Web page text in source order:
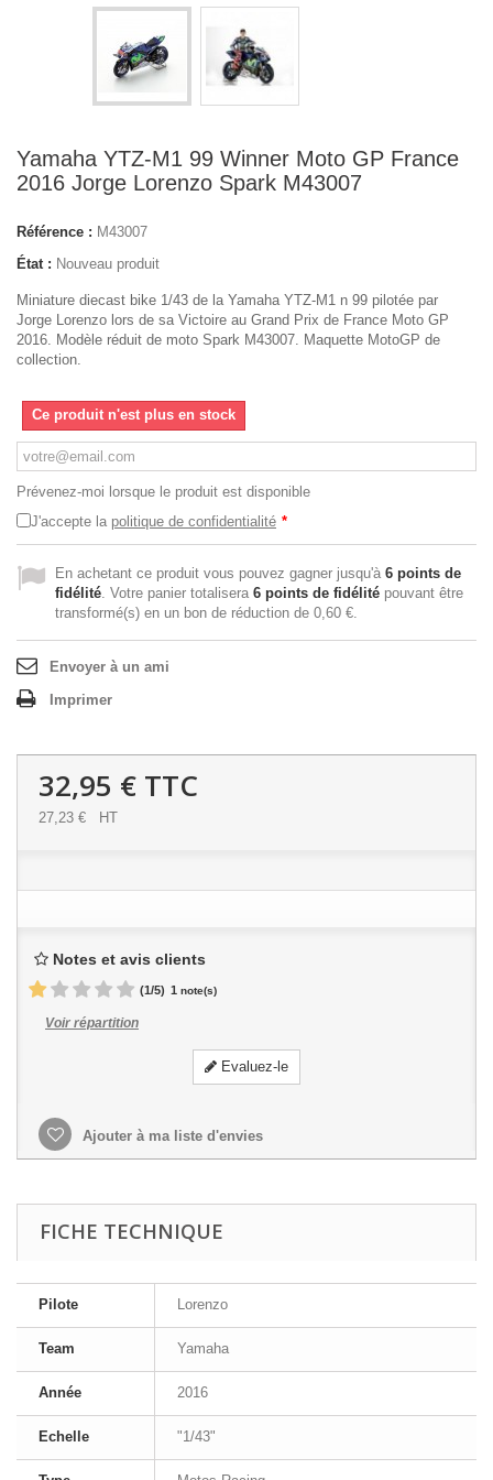
Yamaha YTZ-M1 99 Winner Moto GP France
2016 Jorge Lorenzo Spark M43007
Référence : M43007
État : Nouveau produit
Miniature diecast bike 1/43 de la Yamaha YTZ-M1 n 99 pilotée par
Jorge Lorenzo lors de sa Victoire au Grand Prix de France Moto GP
2016. Modèle réduit de moto Spark M43007. Maquette MotoGP de
collection.
Ce produit n'est plus en stock
Prévenez-moi lorsque le produit est disponible
J'accepte la politique de confidentialité *
En achetant ce produit vous pouvez gagner jusqu'à 6 points de
fidélité. Votre panier totalisera 6 points de fidélité pouvant être
transformé(s) en un bon de réduction de 0,60 €.
Envoyer à un ami
Imprimer
32,95 € TTC
27,23 € HT
Notes et avis clients
(1/5) 1 note(s)
Voir répartition
Evaluez-le
Ajouter à ma liste d'envies
FICHE TECHNIQUE
Pilote Lorenzo
Team Yamaha
Année 2016
Echelle "1/43"